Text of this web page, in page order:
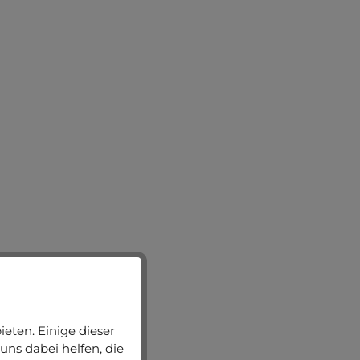
Einige dieser
dabei helfen, die